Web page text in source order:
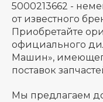
5000213662 -
от известного
Приобретайте
официального
Машин»,
поставок
Мы предлагаем